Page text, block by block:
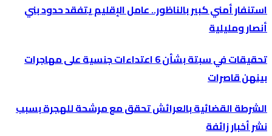
استنفار أمني كبير بالناظور.. عامل الإقليم يتفقد حدود بني
أنصار ومليلية
تحقيقات في سبتة بشأن 6 اعتداءات جنسية على مهاجرات
بينهن قاصرات
الشرطة القضائية بالعرائش تحقق مع مرشحة للهجرة بسبب
نشر أخبار زائفة